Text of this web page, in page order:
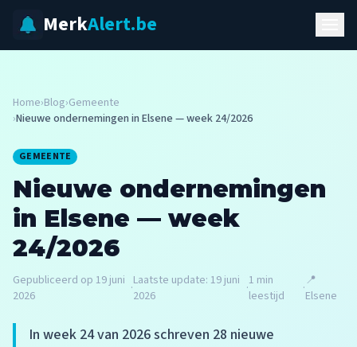
MerkAlert.be
Home›Blog›Gemeente
›Nieuwe ondernemingen in Elsene — week 24/2026
GEMEENTE
Nieuwe ondernemingen
in Elsene — week
24/2026
Gepubliceerd op 19 juni
2026
·Laatste update: 19 juni
2026
·1 min
leestijd
·📍
Elsene
In week 24 van 2026 schreven 28 nieuwe